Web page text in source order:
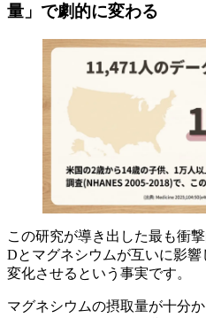
量」で劇的に変わる
この研究が導き出した最も衝
Dとマグネシウムが互いに影
変化させるという事実です。
マグネシウムの摂取量が十分